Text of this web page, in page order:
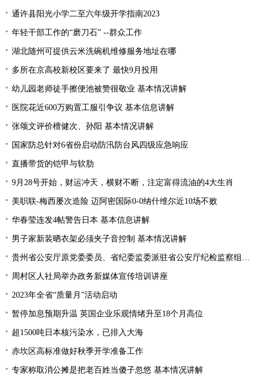
通许县阳光小学二至六年级开学指南2023
年轻干部工作的“磨刀石” --群众工作
湖北随州可提供云米洗碗机维修服务地址在哪
多所在京高校新校区要来了 最快9月投用
幼儿园老师徒手擦便池被赞很敬业 基本情况讲解
医院花近600万购置工服引争议 基本信息讲解
张颂文评价檀健次、孙阳 基本情况讲解
国家防总针对6省份启动防汛防台风四级应急响应
直播带货的铠甲与软肋
9月28号开始，财运冲天，横财不断，注定富得流油的4大生肖
美职联-梅西屡次造险 迈阿密国际0-0纳什维尔近10场不败
华春莹连发4帖警告日本 基本信息讲解
男子家新装晒衣架必须夹子音控制 基本情况讲解
贵州省公安厅原党委委员、省纪委监委派驻省公安厅纪检监察组原组长陈罡接受纪律审查和监察调查
周村区人社局举办政务新媒体宣传培训讲座
2023年全省“质量月”活动启动
暂停加息预期升温 英国企业乐观情绪升至18个月高位
超1500吨日本核污染水，已排入大海
赤坎区高标准做好秋季开学准备工作
专家称取消公摊是把老百姓当傻子忽悠 基本情况讲解